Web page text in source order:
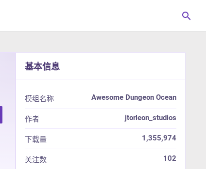
search
基本信息
模组名称 Awesome Dungeon Ocean
作者 jtorleon_studios
下载量 1,355,974
关注数 102